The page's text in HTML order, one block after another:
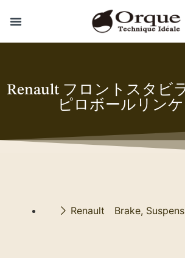
Renault フロントスタビ
ピロボールリン
Renault Brake,